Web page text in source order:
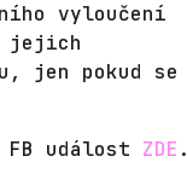
vyloučení
jejich
jen pokud se
událost ZDE .